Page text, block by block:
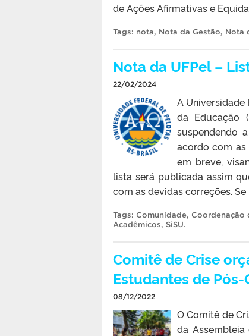
de Ações Afirmativas e
Tags: nota, Nota da Gestão, Nota
Nota da UFPel –
22/02/2024
A Universidade
da Educação
suspendendo
acordo com as
em breve,
lista será publicada assim
com as devidas correções.
Tags: Comunidade, Coordenação
Acadêmicos, SiSU.
Comitê de Crise
Estudantes de
08/12/2022
O Comitê de
da Assembleia